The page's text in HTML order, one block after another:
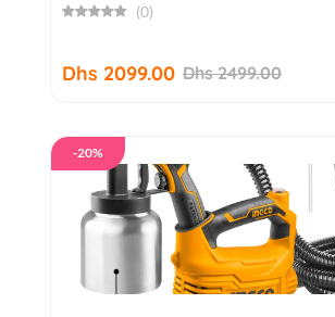
(0)
Dhs 2099.00 Dhs 2499.00
-20%